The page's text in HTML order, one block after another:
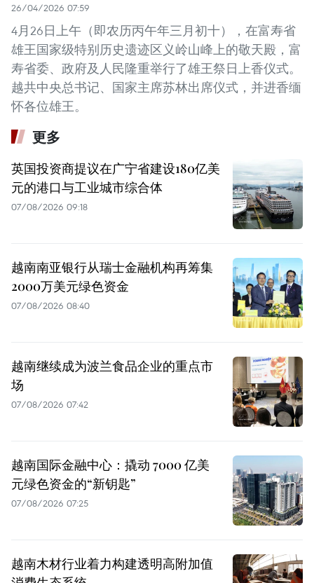
26/04/2026 07:59
4月26日上午（即农历丙午年三月初十），在富寿省
雄王国家级特别历史遗迹区义岭山峰上的敬天殿，富
寿省委、政府及人民隆重举行了雄王祭日上香仪式。
越共中央总书记、国家主席苏林出席仪式，并进香缅
怀各位雄王。
更多
英国投资商提议在广宁省建设180亿美
元的港口与工业城市综合体
07/08/2026 09:18
越南南亚银行从瑞士金融机构再筹集
2000万美元绿色资金
07/08/2026 08:40
越南继续成为波兰食品企业的重点市
场
07/08/2026 07:42
越南国际金融中心：撬动 7000 亿美
元绿色资金的“新钥匙”
07/08/2026 07:25
越南木材行业着力构建透明高附加值